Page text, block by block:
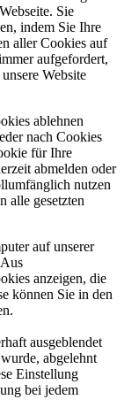
Sie
indem Sie Ihre
aller Cookies auf
aufgefordert,
Website
ablehnen
nach Cookies
für Ihre
abmelden oder
nutzen
alle gesetzten
auf unserer
anzeigen, die
können Sie in den
ausgeblendet
abgelehnt
Einstellung
bei jedem